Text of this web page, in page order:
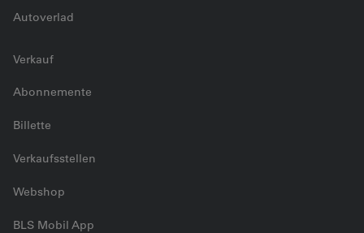
Autoverlad
Verkauf
Abonnemente
Billette
Verkaufsstellen
Webshop
BLS Mobil App